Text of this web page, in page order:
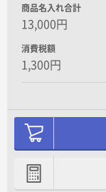
商品名入れ合計
13,000円
消費税額
1,300円